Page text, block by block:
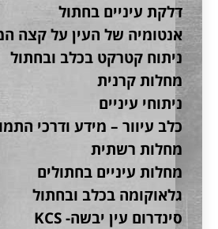
דלקת עיניים בחתול
אנטומיה של העין על קצה
ניתוח קטרקט בכלב ובחתול
מחלות קרנית
ניתוחי עיניים
כלב עיוור – מידע ודרכי
מחלות רשתית
מחלות עיניים בחתולים
גלאוקומה בכלב ובחתול
סינדרום עין יבשה- KCS